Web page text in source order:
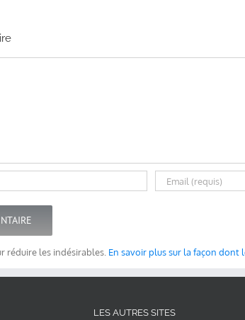
réduire les indésirables. En savoir plus sur la façon dont
LES AUTRES SITES